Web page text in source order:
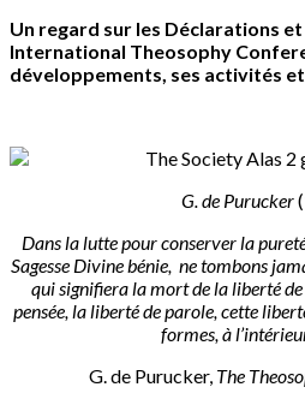
Un regard sur les Déclarations
International Theosophy
développements, ses activités
G. de Purucker
Dans la lutte pour conserver la
Sagesse Divine bénie, ne tombons
qui signifiera la mort de la liberté
pensée, la liberté de parole, cette
formes, à
G. de Purucker, The